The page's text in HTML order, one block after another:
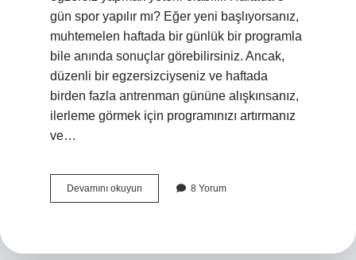
gün spor yapılır mı? Eğer yeni başlıyorsanız,
muhtemelen haftada bir günlük bir programla
bile anında sonuçlar görebilirsiniz. Ancak,
düzenli bir egzersizciyseniz ve haftada
birden fazla antrenman gününe alışkınsanız,
ilerleme görmek için programınızı artırmanız
ve…
Devamını okuyun Kadınlar
Haftada
8 Yorum